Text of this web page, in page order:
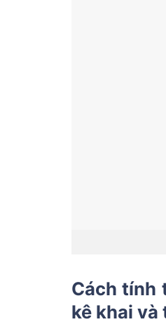
Cách tính
kê khai